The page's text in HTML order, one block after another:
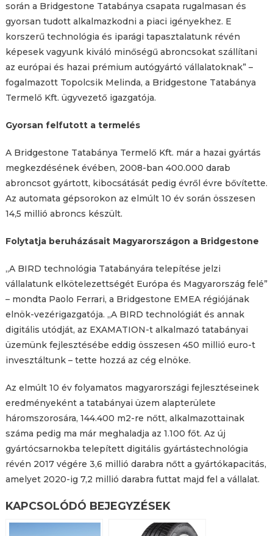
során a Bridgestone Tatabánya csapata rugalmasan és
gyorsan tudott alkalmazkodni a piaci igényekhez. E
korszerű technológia és iparági tapasztalatunk révén
képesek vagyunk kiváló minőségű abroncsokat szállítani
az európai és hazai prémium autógyártó vállalatoknak” –
fogalmazott Topolcsik Melinda, a Bridgestone Tatabánya
Termelő Kft. ügyvezető igazgatója.
Gyorsan felfutott a termelés
A Bridgestone Tatabánya Termelő Kft. már a hazai gyártás
megkezdésének évében, 2008-ban 400.000 darab
abroncsot gyártott, kibocsátását pedig évről évre bővítette.
Az automata gépsorokon az elmúlt 10 év során összesen
14,5 millió abroncs készült.
Folytatja beruházásait Magyarországon a Bridgestone
„A BIRD technológia Tatabányára telepítése jelzi
vállalatunk elkötelezettségét Európa és Magyarország felé”
– mondta Paolo Ferrari, a Bridgestone EMEA régiójának
elnök-vezérigazgatója. „A BIRD technológiát és annak
digitális utódját, az EXAMATION-t alkalmazó tatabányai
üzemünk fejlesztésébe eddig összesen 450 millió euro-t
invesztáltunk – tette hozzá az cég elnöke.
Az elmúlt 10 év folyamatos magyarországi fejlesztéseinek
eredményeként a tatabányai üzem alapterülete
háromszorosára, 144.400 m2-re nőtt, alkalmazottainak
száma pedig ma már meghaladja az 1.100 főt. Az új
gyártócsarnokba telepített digitális gyártástechnológia
révén 2017 végére 3,6 millió darabra nőtt a gyártókapacitás,
amelyet 2020-ig 7,2 millió darabra futtat majd fel a vállalat.
KAPCSOLÓDÓ BEJEGYZÉSEK